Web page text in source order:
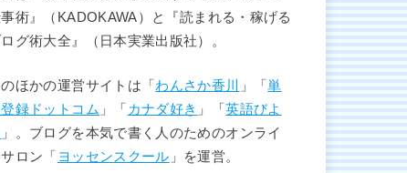
術』（KADOKAWA）と『読まれる・稼げる
グ術大全』（日本実業出版社）。
ほかの運営サイトは「わんさか香川 」「単
録ドットコム 」「 カナダ好き 」「英語びよ
」。ブログを本気で書く人のためのオンライ
ロン「 ヨッセンスクール 」を運営。